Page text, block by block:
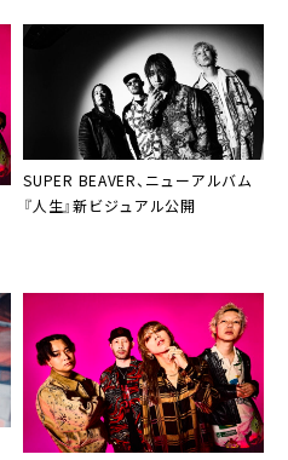
SUPER BEAVER、ニューアルバム
『人生』新ビジュアル公開